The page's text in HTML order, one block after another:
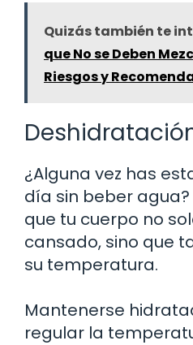
Quizás también te
que No se Deben
Riesgos y
¿Alguna vez has
día sin beber
que tu cuerpo no
cansado, sino que
su temperatura.
Mantenerse
regular la